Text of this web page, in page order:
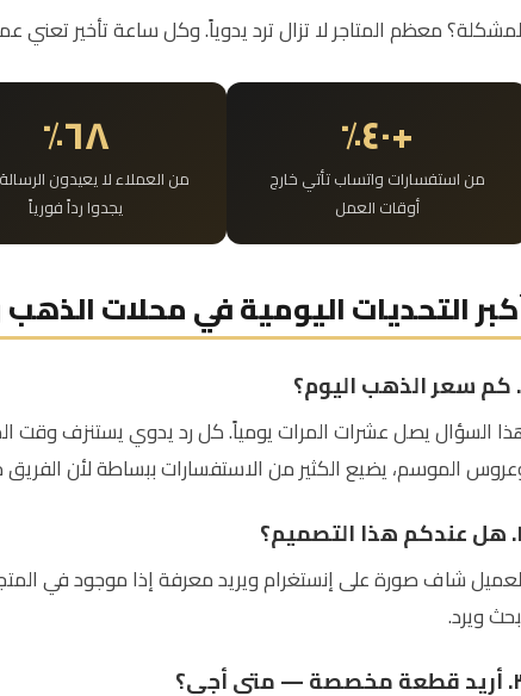
معظم المتاجر لا تزال ترد يدوياً. وكل ساعة تأخير
+٤٠٪
من استفسارات واتساب تأتي خارج
أوقات العمل
٦٨٪
من العملاء لا يعيدون
يجدوا رداً فورياً
التحديات اليومية في محلات
السؤال يصل عشرات المرات يومياً. كل رد يدوي يستنزف وقت
الموسم، يضيع الكثير من الاستفسارات ببساطة لأن
شاف صورة على إنستغرام ويريد معرفة إذا موجود في
ويرد.
أجي؟